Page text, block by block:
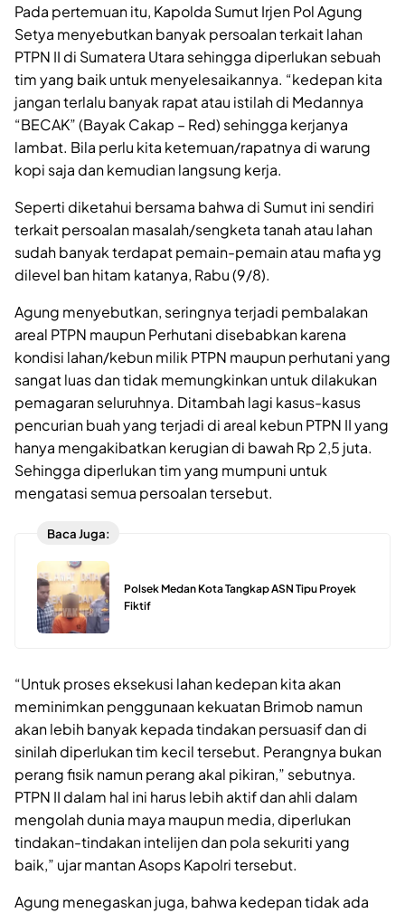
Pada pertemuan itu, Kapolda Sumut Irjen Pol Agung
Setya menyebutkan banyak persoalan terkait lahan
PTPN II di Sumatera Utara sehingga diperlukan sebuah
tim yang baik untuk menyelesaikannya. “kedepan kita
jangan terlalu banyak rapat atau istilah di Medannya
“BECAK” (Bayak Cakap – Red) sehingga kerjanya
lambat. Bila perlu kita ketemuan/rapatnya di warung
kopi saja dan kemudian langsung kerja.
Seperti diketahui bersama bahwa di Sumut ini sendiri
terkait persoalan masalah/sengketa tanah atau lahan
sudah banyak terdapat pemain-pemain atau mafia yg
dilevel ban hitam katanya, Rabu (9/8).
Agung menyebutkan, seringnya terjadi pembalakan
areal PTPN maupun Perhutani disebabkan karena
kondisi lahan/kebun milik PTPN maupun perhutani yang
sangat luas dan tidak memungkinkan untuk dilakukan
pemagaran seluruhnya. Ditambah lagi kasus-kasus
pencurian buah yang terjadi di areal kebun PTPN II yang
hanya mengakibatkan kerugian di bawah Rp 2,5 juta.
Sehingga diperlukan tim yang mumpuni untuk
mengatasi semua persoalan tersebut.
Baca Juga:
Polsek Medan Kota Tangkap ASN Tipu Proyek
Fiktif
“Untuk proses eksekusi lahan kedepan kita akan
meminimkan penggunaan kekuatan Brimob namun
akan lebih banyak kepada tindakan persuasif dan di
sinilah diperlukan tim kecil tersebut. Perangnya bukan
perang fisik namun perang akal pikiran,” sebutnya.
PTPN II dalam hal ini harus lebih aktif dan ahli dalam
mengolah dunia maya maupun media, diperlukan
tindakan-tindakan intelijen dan pola sekuriti yang
baik,” ujar mantan Asops Kapolri tersebut.
Agung menegaskan juga, bahwa kedepan tidak ada